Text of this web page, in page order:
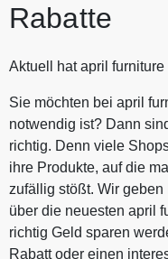
Rabatte
Aktuell hat april
Sie möchten bei april
notwendig ist? Dann
richtig. Denn viele
ihre Produkte, auf die
zufällig stößt. Wir
über die neuesten april
richtig Geld sparen
Rabatt oder einen